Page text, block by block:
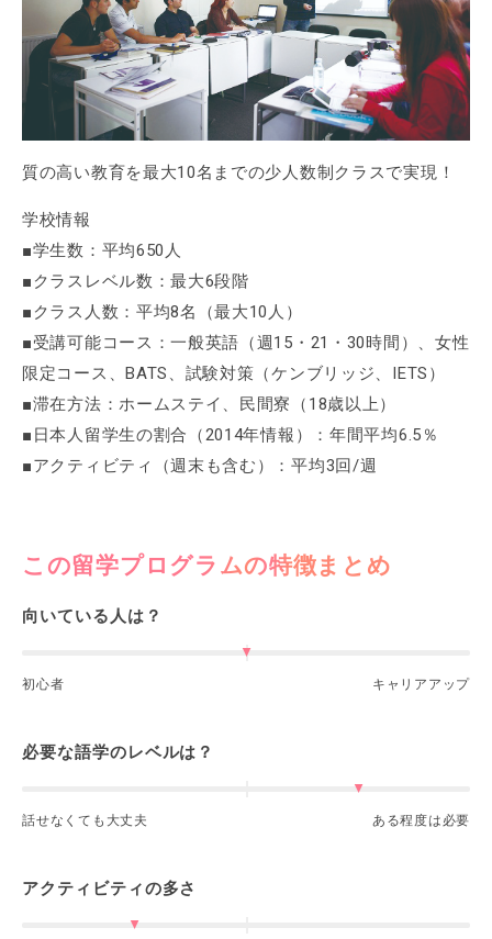
質の高い教育を最大10名までの少人数制クラスで実現！
学校情報
■学生数：平均650人
■クラスレベル数：最大6段階
■クラス人数：平均8名（最大10人）
■受講可能コース：一般英語（週15・21・30時間）、女性
限定コース、BATS、試験対策（ケンブリッジ、IETS）
■滞在方法：ホームステイ、民間寮（18歳以上）
■日本人留学生の割合（2014年情報）：年間平均6.5％
■アクティビティ（週末も含む）：平均3回/週
この留学プログラムの特徴まとめ
向いている人は？
初心者 キャリアアップ
必要な語学のレベルは？
話せなくても大丈夫 ある程度は必要
アクティビティの多さ